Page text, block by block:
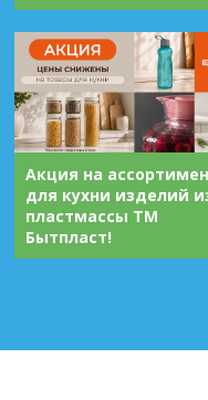
Акция на
для кухни изделий
пластмассы ТМ
Бытпласт!